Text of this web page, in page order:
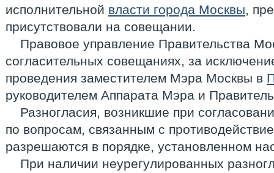
исполнительной власти города Москвы,
присутствовали на совещании.
Правовое управление Правительства
согласительных совещаниях, за
проведения заместителем Мэра Москвы в
руководителем Аппарата Мэра и
Разногласия, возникшие при
по вопросам, связанным с
разрешаются в порядке, установленном
При наличии неурегулированных